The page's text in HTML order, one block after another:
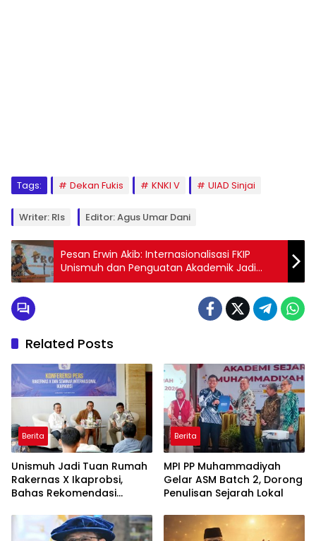
Tags: Dekan Fukis KNKI V UIAD Sinjai
Writer: Rls Editor: Agus Umar Dani
Pesan Erwin Akib: Internasionalisasi FKIP
Unismuh dan Penguatan Akademik Jadi
Prioritas Dekan Penerus
Related Posts
Berita
Unismuh Jadi Tuan Rumah
Rakernas X Ikaprobsi,
Bahas Rekomendasi
Indonesia di Tingkat
Global
Berita
MPI PP Muhammadiyah
Gelar ASM Batch 2, Dorong
Penulisan Sejarah Lokal